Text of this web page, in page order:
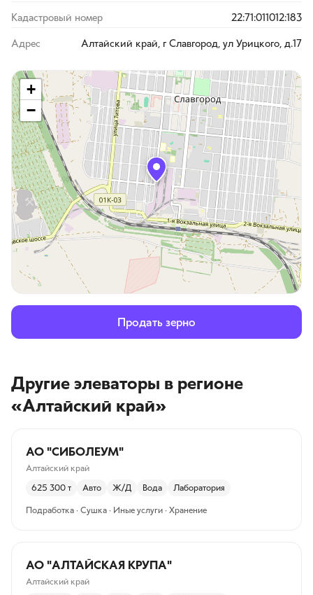
Кадастровый номер 22:71:011012:183
Адрес Алтайский край, г Славгород, ул Урицкого, д.17
+
−
Продать зерно
Другие элеваторы в регионе
«Алтайский край»
АО "СИБОЛЕУМ"
Алтайский край
625 300 т Авто Ж/Д Вода Лаборатория
Подработка · Сушка · Иные услуги · Хранение
АО "АЛТАЙСКАЯ КРУПА"
Алтайский край